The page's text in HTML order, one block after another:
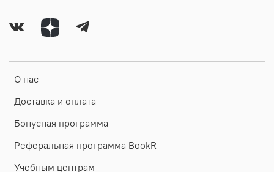
О нас
Доставка и оплата
Бонусная программа
Реферальная программа BookR
Учебным центрам